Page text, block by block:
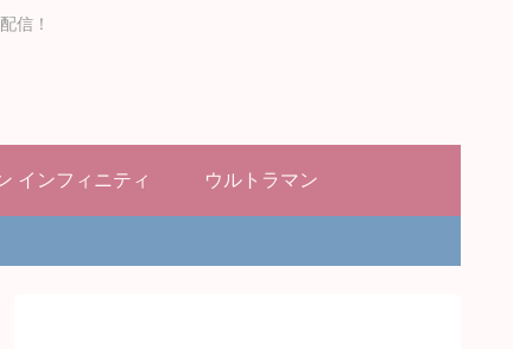
信！
インフィニティ ウルトラマン